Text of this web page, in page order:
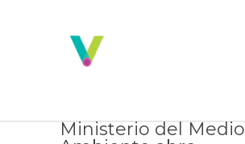
Ministerio del Medio